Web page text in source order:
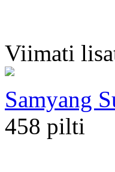
Viimati
Samyang
458 pilti